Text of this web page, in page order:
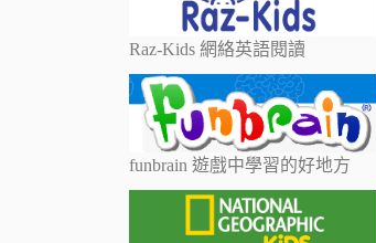
Raz-Kids 網絡英語閱讀
funbrain 遊戲中學習的好地方